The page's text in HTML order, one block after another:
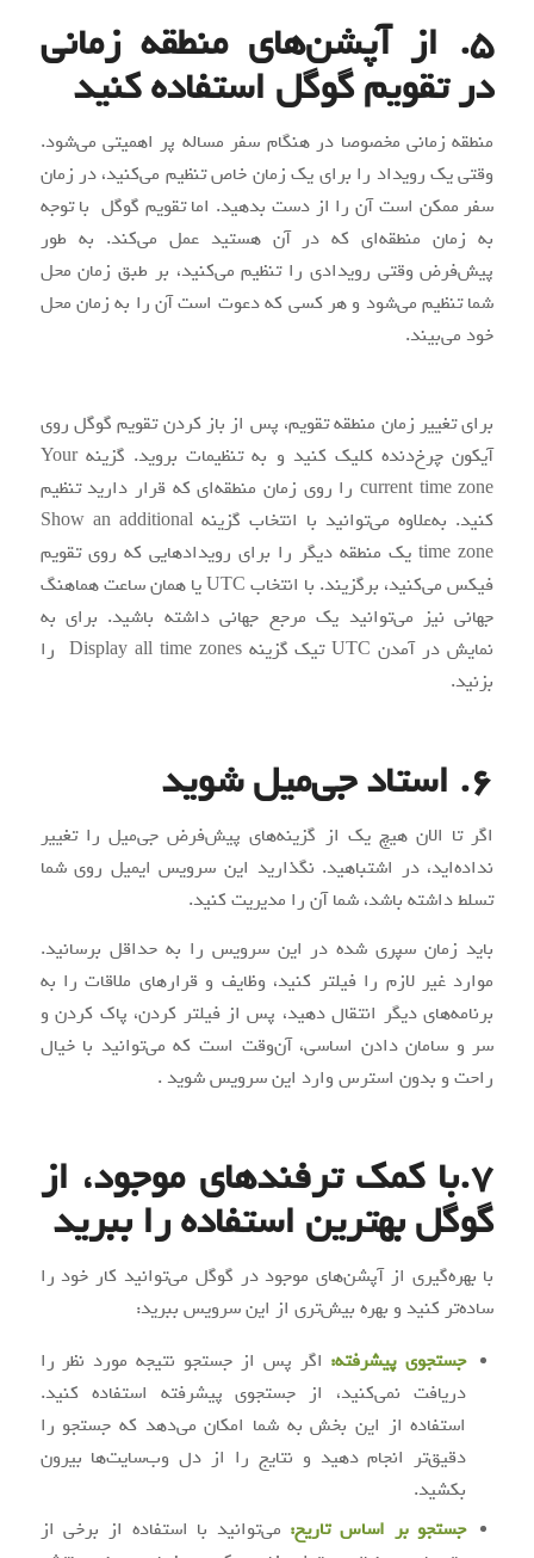
5. از آپشن‌های منطقه زمانی
در تقویم گوگل استفاده کنید
منطقه زمانی مخصوصا در هنگام سفر مساله پر اهمیتی می‌شود.
وقتی یک رویداد را برای یک زمان خاص تنظیم می‌کنید، در زمان
سفر ممکن است آن را از دست بدهید. اما تقویم گوگل با توجه
به زمان منطقه‌ای که در آن هستید عمل می‌کند. به طور
پیش‌فرض وقتی رویدادی را تنظیم می‌کنید، بر طبق زمان محل
شما تنظیم می‌شود و هر کسی که دعوت است آن را به زمان محل
خود می‌بیند.
برای تغییر زمان منطقه تقویم، پس از باز کردن تقویم گوگل روی
آیکون چرخ‌دنده کلیک کنید و به تنظیمات بروید. گزینه Your
current time zone را روی زمان منطقه‌ای که قرار دارید تنظیم
کنید. به‌علاوه می‌توانید با انتخاب گزینه Show an additional
time zone یک منطقه دیگر را برای رویدادهایی که روی تقویم
فیکس می‌کنید، برگزیند. با انتخاب UTC یا همان ساعت هماهنگ
جهانی نیز می‌توانید یک مرجع جهانی داشته باشید. برای به
نمایش در آمدن UTC تیک گزینه Display all time zones را
بزنید.
6. استاد جی‌میل شوید
اگر تا الان هیچ یک از گزینه‌های پیش‌فرض جی‌میل را تغییر
نداده‌اید، در اشتباهید. نگذارید این سرویس ایمیل روی شما
تسلط داشته باشد، شما آن را مدیریت کنید.
باید زمان سپری شده در این سرویس را به حداقل برسانید.
موارد غیر لازم را فیلتر کنید، وظایف و قرارهای ملاقات را به
برنامه‌های دیگر انتقال دهید، پس از فیلتر کردن، پاک کردن و
سر و سامان دادن اساسی، آن‌وقت است که می‌توانید با خیال
راحت و بدون استرس وارد این سرویس شوید .
7.با کمک ترفندهای موجود، از
گوگل بهترین استفاده را ببرید
با بهره‌گیری از آپشن‌های موجود در گوگل می‌توانید کار خود را
ساده‌تر کنید و بهره بیش‌تری از این سرویس ببرید:
جستجوی پیشرفته: اگر پس از جستجو نتیجه مورد نظر را
دریافت نمی‌کنید، از جستجوی پیشرفته استفاده کنید.
استفاده از این بخش به شما امکان می‌دهد که جستجو را
دقیق‌تر انجام دهید و نتایج را از دل وب‌سایت‌ها بیرون
بکشید.
جستجو بر اساس تاریخ: می‌توانید با استفاده از برخی از